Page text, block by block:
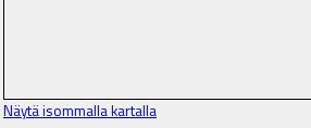
Näytä isommalla kartalla